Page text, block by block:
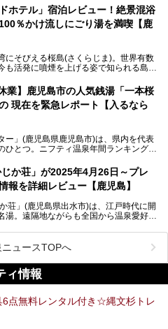
でしか体験できない絶妙なバランスの
回は、その極上の湯を心ゆくまで堪能す
感じたお湯のちからと宿の魅力を詳しく
りたい方のための「日帰り入浴情報」も
ニアをも唸らせる“生きたお湯”の正体に
ホテル」宿泊レビュー！絶景混浴
％かけ流しにごり湯を満喫【鹿
にそびえる桜島(さくらじま)。世界有数
も活発に噴煙を上げる姿で知られる島で
魅力が、錦江湾に面した絶景混浴露天風
％かけ流しのにごり湯は、多くの温泉
在です。
桜島シーサイドホテルの“温泉”はじめ、
詳細レビューします。
業】鹿児島市の人気銭湯「一本桜
現在を緊急レポート【入るなら
ー」(鹿児島県鹿児島市)は、県内を代表
ひとつ。ニフティ温泉年間ランキング2
の入浴や寝起き一番の朝湯など利便性が
やファンでいつも賑わっています。し
伴い、2026年2月28日24時をもって休
ています。
じか荘」が2025年4月26日～プレ
報を詳細レビュー【鹿児島】
荘」(鹿児島県出水市)は、江戸時代に開
湯。遠隔地ながらも全国から温泉愛好家
年にいったん閉館しましたが、その
旧作業を実施。2025年4月26日に日帰
レオープンしました。
今回もオープン前日から初日にかけて現
ルした浴室・最新情報を中心に、以前と
などを詳細レビューします。
ュースTOPへ
ィ情報
6点無料レンタル付き☆縄文杉トレ